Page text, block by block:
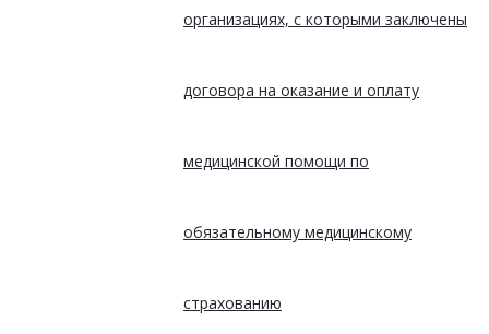
организациях, с которыми заключены
договора на оказание и оплату
медицинской помощи по
обязательному медицинскому
страхованию